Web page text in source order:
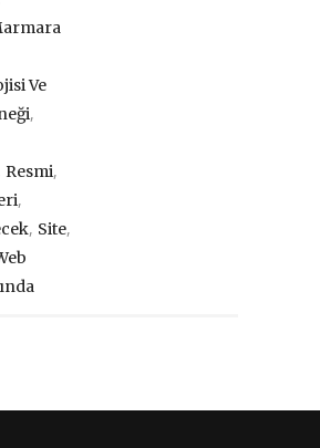
Ve
,
Resmi,
,
, Site,